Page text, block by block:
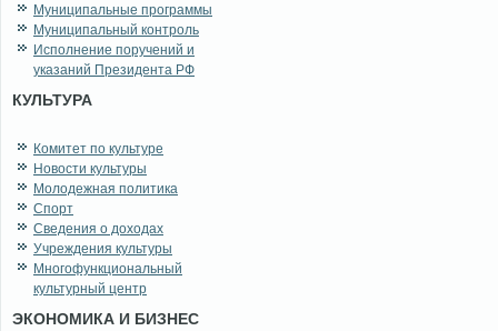
Муниципальные программы
Муниципальный контроль
Исполнение поручений и
указаний Президента РФ
КУЛЬТУРА
Комитет по культуре
Новости культуры
Молодежная политика
Спорт
Сведения о доходах
Учреждения культуры
Многофункциональный
культурный центр
ЭКОНОМИКА И БИЗНЕС